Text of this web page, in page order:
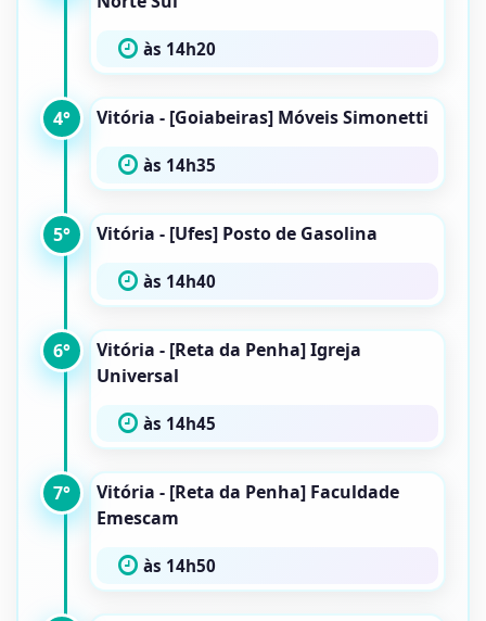
às 14h20
4° Vitória - [Goiabeiras] Móveis Simonetti
às 14h35
5° Vitória - [Ufes] Posto de Gasolina
às 14h40
6°
Vitória - [Reta da Penha] Igreja
Universal
às 14h45
7°
Vitória - [Reta da Penha] Faculdade
Emescam
às 14h50